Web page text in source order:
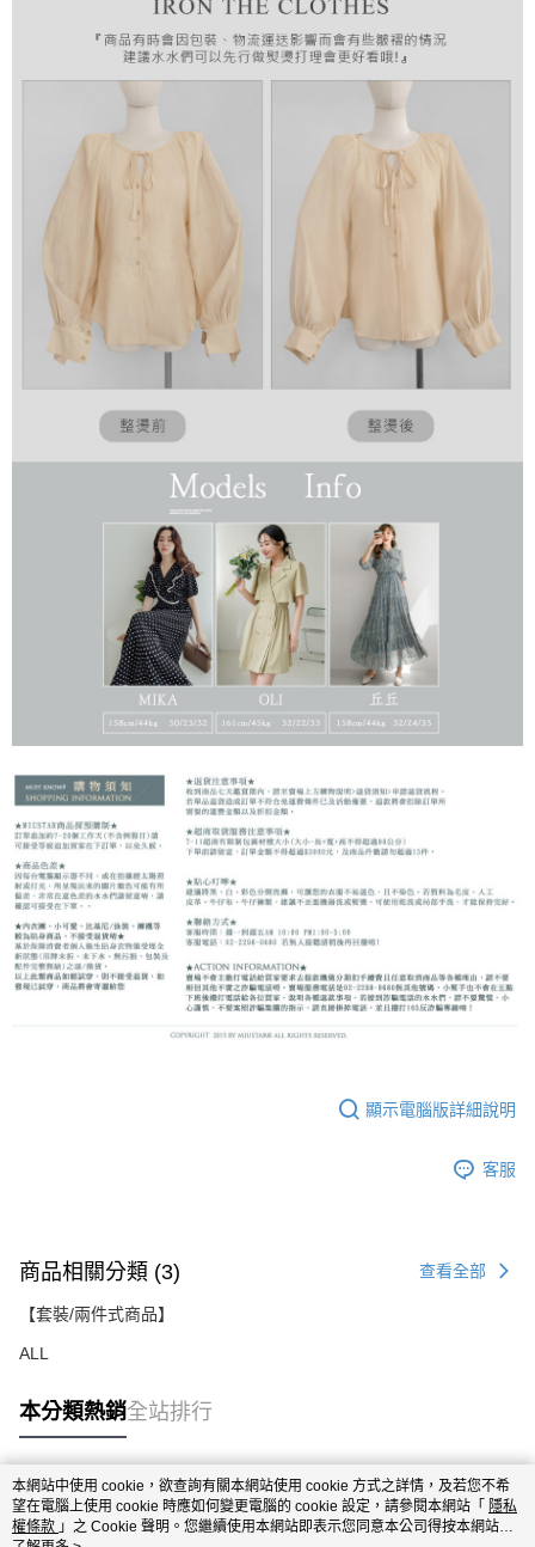
顯示電腦版詳細說明
客服
商品相關分類 (3) 查看全部
【套裝/兩件式商品】
ALL
本分類熱銷全站排行
熱門標籤
本網站中使用 cookie，欲查詢有關本網站使用 cookie 方式之詳情，及若您不希
望在電腦上使用 cookie 時應如何變更電腦的 cookie 設定，請參閱本網站「 隱私
權條款 」之 Cookie 聲明。您繼續使用本網站即表示您同意本公司得按本網站使